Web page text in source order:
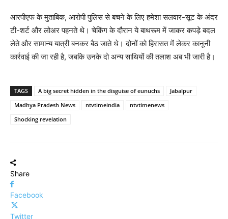
आरपीएफ के मुताबिक, आरोपी पुलिस से बचने के लिए हमेशा सलवार-सूट के अंदर
टी-शर्ट और लोअर पहनते थे। चेकिंग के दौरान ये बाथरूम में जाकर कपड़े बदल
लेते और सामान्य यात्री बनकर बैठ जाते थे। दोनों को हिरासत में लेकर कानूनी
कार्रवाई की जा रही है, जबकि उनके दो अन्य साथियों की तलाश अब भी जारी है।
TAGS A big secret hidden in the disguise of eunuchs
Jabalpur
Madhya Pradesh News
ntvtimeindia
ntvtimenews
Shocking revelation
Share
Facebook
Twitter